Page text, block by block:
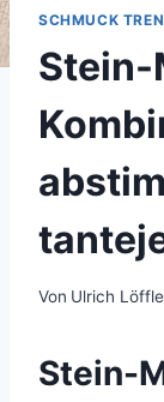
SCHMUCK
Von Ulrich
Stein-